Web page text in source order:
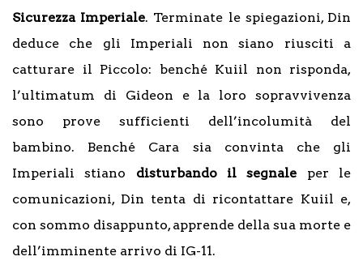
Sicurezza Imperiale. Terminate le spiegazioni, Din
deduce che gli Imperiali non siano riusciti a
catturare il Piccolo: benché Kuiil non risponda,
l’ultimatum di Gideon e la loro sopravvivenza
sono prove sufficienti dell’incolumità del
bambino. Benché Cara sia convinta che gli
Imperiali stiano disturbando il segnale per le
comunicazioni, Din tenta di ricontattare Kuiil e,
con sommo disappunto, apprende della sua morte e
dell’imminente arrivo di IG-11.